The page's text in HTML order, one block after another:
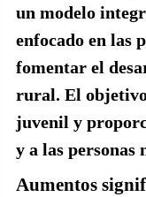
un modelo
enfocado en las
fomentar el
rural. El
juvenil y
y a las personas
Aumentos